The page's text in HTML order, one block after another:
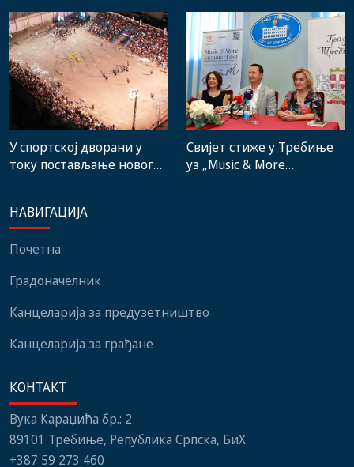
градске пијаце
представници
институција, локалних
заједница и грађани
У спортској дворани у
току постављање новог
нови мобилијар
Свијет стиже у Требиње
уз „Music & More
НАВИГАЦИЈА
Почетна
Градоначелник
Канцеларија за предузетништво
Канцеларија за грађане
КОНТАКТ
Вука Караџића бр.: 2
89101 Требиње, Република Српска, БиХ
+387 59 273 460